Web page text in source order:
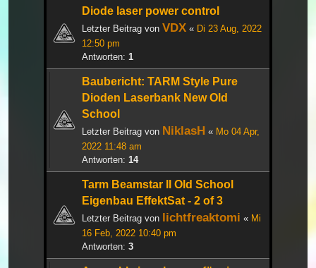
Diode laser power control
Letzter Beitrag von VDX « Di 23 Aug, 2022
12:50 pm
Antworten: 1
Baubericht: TARM Style Pure
Dioden Laserbank New Old
School
Letzter Beitrag von NiklasH « Mo 04 Apr,
2022 11:48 am
Antworten: 14
Tarm Beamstar II Old School
Eigenbau EffektSat - 2 of 3
Letzter Beitrag von lichtfreaktomi « Mi
16 Feb, 2022 10:40 pm
Antworten: 3